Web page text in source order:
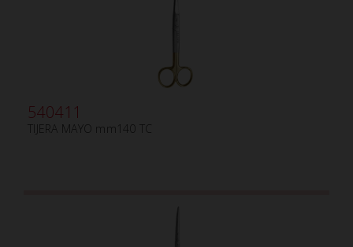
540411
TIJERA MAYO mm140 TC